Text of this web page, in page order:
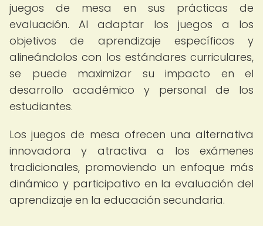
juegos de mesa en sus prácticas de
evaluación. Al adaptar los juegos a los
objetivos de aprendizaje específicos y
alineándolos con los estándares curriculares,
se puede maximizar su impacto en el
desarrollo académico y personal de los
estudiantes.
Los juegos de mesa ofrecen una alternativa
innovadora y atractiva a los exámenes
tradicionales, promoviendo un enfoque más
dinámico y participativo en la evaluación del
aprendizaje en la educación secundaria.